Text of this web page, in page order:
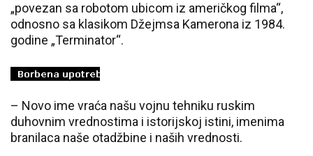
„povezan sa robotom ubicom iz američkog filma“,
odnosno sa klasikom Džejmsa Kamerona iz 1984.
godine „Terminator“.
– Novo ime vraća našu vojnu tehniku ruskim
duhovnim vrednostima i istorijskoj istini, imenima
branilaca naše otadžbine i naših vrednosti.